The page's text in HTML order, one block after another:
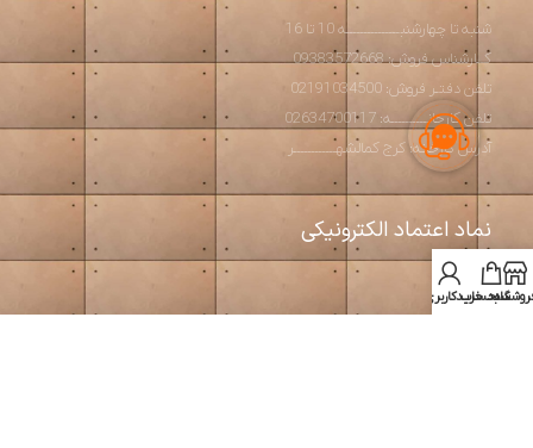
شنبه تا چهارشنبـــــــــــــــه 10 تا 16
کــارشناس فروش: 09383572668
تلفن دفتـر فروش: 02191034500
تلفن کارخانــــــــــه: 02634700117
آدرس کارخانه: کرج کمالشهــــــــــــر
نماد اعتماد الکترونیکی
سبد خرید
حساب کاربری من